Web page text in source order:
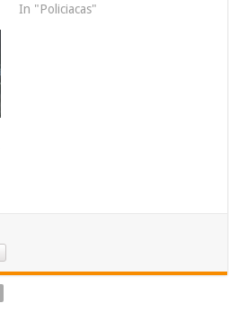
In "Policiacas"